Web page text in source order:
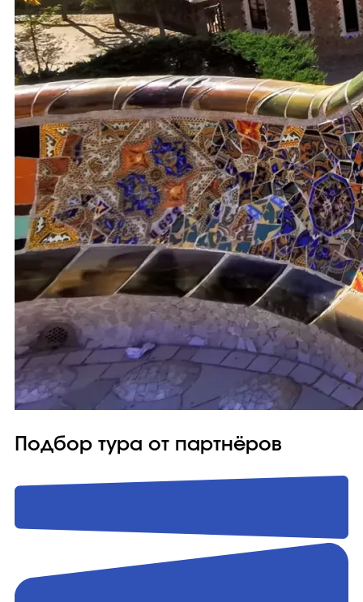
Подбор тура от партнёров